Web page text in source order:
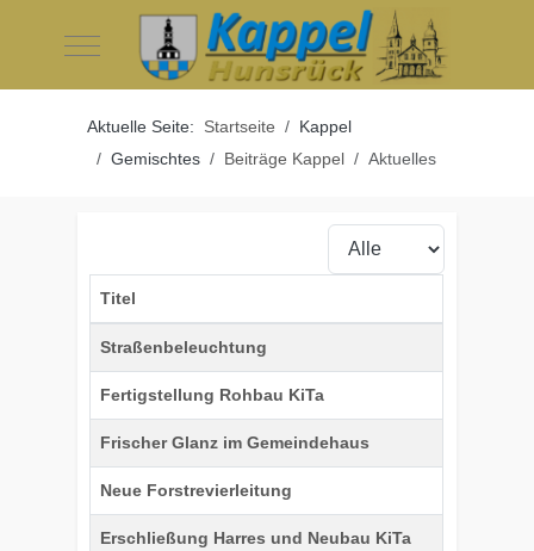
Mobile Menu Toggle
Aktuelle Seite: Startseite
Kappel
Gemischtes
Beiträge Kappel Aktuelles
Anzeige #
Titel
Straßenbeleuchtung
Fertigstellung Rohbau KiTa
Frischer Glanz im Gemeindehaus
Neue Forstrevierleitung
Erschließung Harres und Neubau KiTa